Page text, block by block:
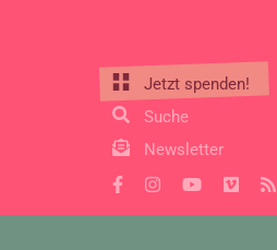
Jetzt spenden!
Suche
Newsletter